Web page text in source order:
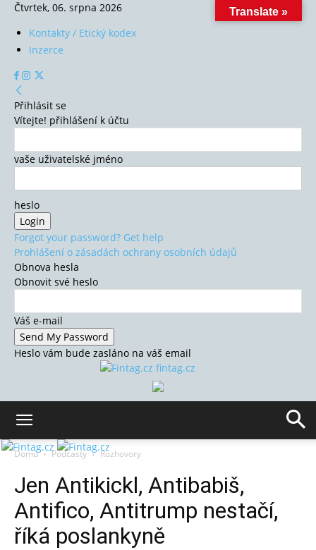
Čtvrtek, 06. srpna 2026
Kontakty / Etický kodex
Inzerce
Přihlásit se
Vítejte! přihlášení k účtu
vaše uživatelské jméno
heslo
Forgot your password? Get help
Prohlášení o zásadách ochrany osobních údajů
Obnova hesla
Obnovit své heslo
Váš e-mail
Heslo vám bude zasláno na váš email
fintag.cz
Domů Podcasty Rozhovory
Jen Antikickl, Antibabiš,
Antifico, Antitrump nestačí,
říká poslankyně
Translate »